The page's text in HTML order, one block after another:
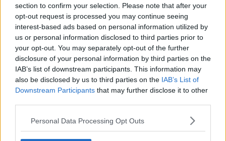
section to confirm your selection. Please note that after your
opt-out request is processed you may continue seeing
interest-based ads based on personal information utilized by
us or personal information disclosed to third parties prior to
your opt-out. You may separately opt-out of the further
disclosure of your personal information by third parties on the
IAB’s list of downstream participants. This information may
also be disclosed by us to third parties on the IAB’s List of
Downstream Participants that may further disclose it to other
Personal Data Processing Opt Outs
Pensando a loro (ai bibliotecari e ai lettori), spero che qualche
associazione culturale modello Wikipedia (autonoma, diffusa ed
indipendente) stia lavorando ad un algoritmo in grado di individuare
(analizzando le parole e le frasi) che cosa sia semanticamente
stupido, inutile e ripetitivo ed una volta che l'abbia individuato
magari sia in grado di appiccicarci un bollino digitale rosso (o nero
o di un altro colore a caso) che lo identifichi come“cianfrusaglia”
Questo per renderne semplice e immediata l'individuazione.
Insomma spero che si trovi un algoritmo che faccia rinascere la
Poi ciascuno sarà libero di leggerele bischerate
che vuole: ci
mancherebbe!